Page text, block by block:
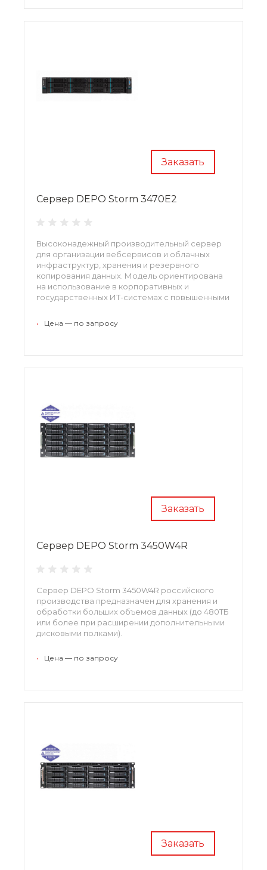
Заказать
Сервер DEPO Storm 3470E2
Высоконадежный производительный сервер
для организации вебсервисов и облачных
инфраструктур, хранения и резервного
копирования данных. Модель ориентирована
на использование в корпоративных и
государственных ИТ-системах с повышенными
• Цена — по запросу
Заказать
Сервер DEPO Storm 3450W4R
Сервер DEPO Storm 3450W4R российского
производства предназначен для хранения и
обработки больших объемов данных (до 480ТБ
или более при расширении дополнительными
дисковыми полками).
• Цена — по запросу
Заказать